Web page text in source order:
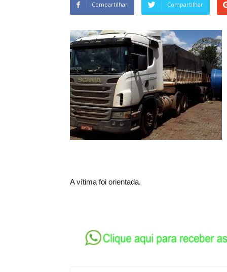
Compartilhar Compartilhar
A vítima foi orientada.